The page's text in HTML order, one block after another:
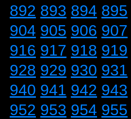
892 893 894 895
904 905 906 907
916 917 918 919
928 929 930 931
940 941 942 943
952 953 954 955